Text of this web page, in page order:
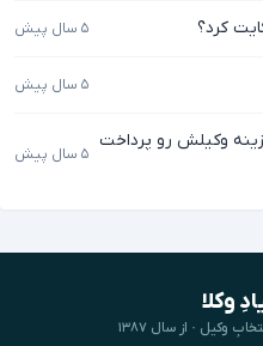
کرد؟ ۵ سال پیش
۵ سال پیش
وکیلش رو پرداخت
۵ سال پیش
وکلا
وکیل · از سال ۱۳۸۷